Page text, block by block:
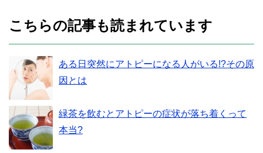
こちらの記事も読まれています
ある日突然にアトピーになる人がいる!?その原
因とは
緑茶を飲むとアトピーの症状が落ち着くって
本当?